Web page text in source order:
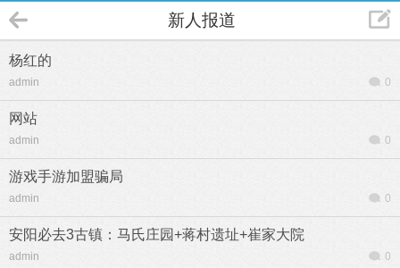
新人报道
杨红的
admin 0
网站
admin 0
游戏手游加盟骗局
admin 0
安阳必去3古镇：马氏庄园+蒋村遗址+崔家大院
admin 0